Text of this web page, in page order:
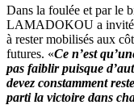
Dans la foulée et par le
LAMADOKOU a invité
à rester mobilisés aux
futures. «Ce n’est
pas faiblir puisque
devez constamment
parti la victoire dans